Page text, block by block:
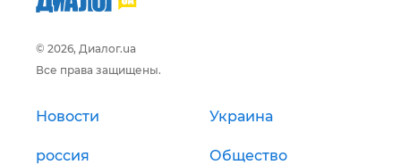
© 2026, Диалог.ua
Все права защищены.
Новости Украина
россия Общество